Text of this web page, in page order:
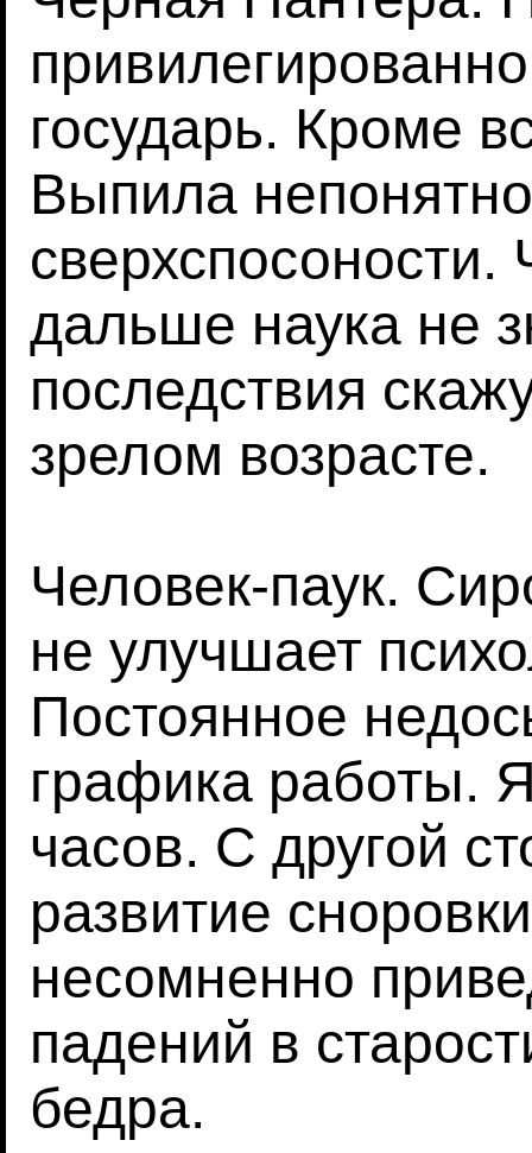
государь. Кроме
Выпила
сверхспосоности.
дальше наука не
последствия
зрелом возрасте.
Человек-паук.
не улучшает
Постоянное
графика работы.
часов. С другой
развитие
несомненно
падений в
бедра.